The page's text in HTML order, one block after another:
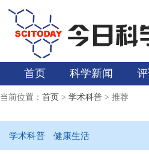
首页 科学新闻
当前位置： 首页 > 学术科普 > 推荐
学术科普 健康生活